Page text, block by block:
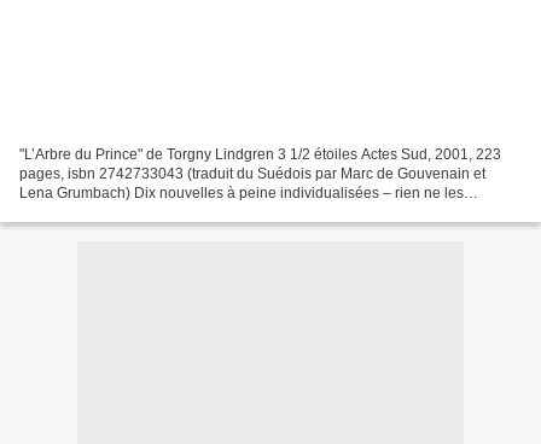
"L’Arbre du Prince" de Torgny Lindgren 3 1/2 étoiles Actes Sud, 2001, 223
pages, isbn 2742733043 (traduit du Suédois par Marc de Gouvenain et
Lena Grumbach) Dix nouvelles à peine individualisées – rien ne les